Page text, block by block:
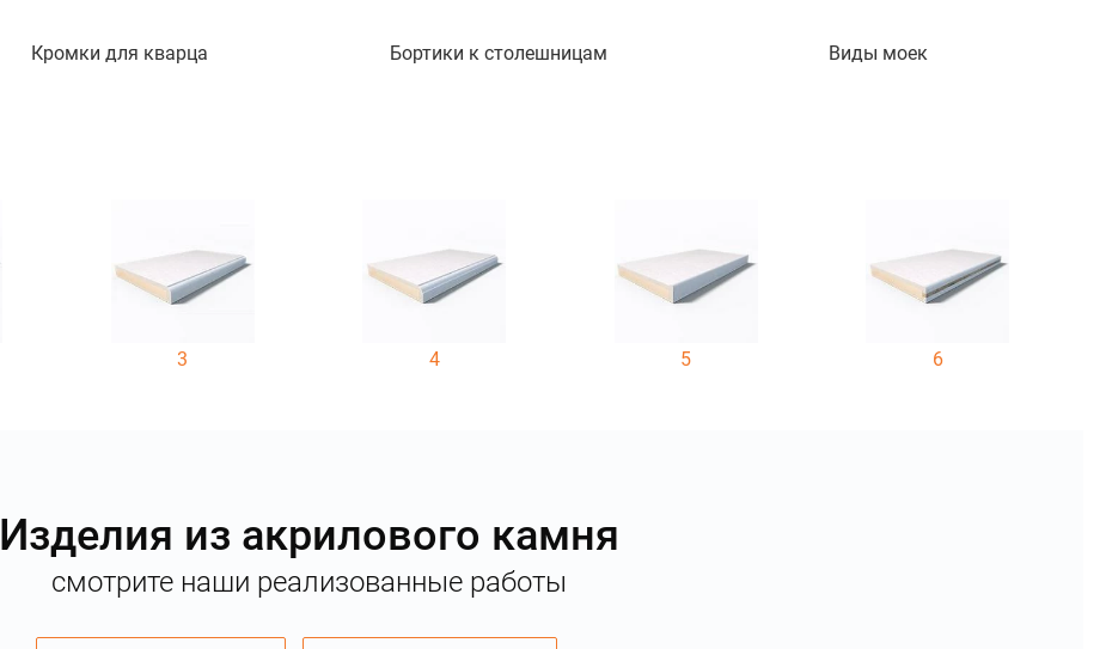
Кромки для кварца Бортики к столешницам Виды моек
3 4 5 6
Изделия из акрилового камня
смотрите наши реализованные работы